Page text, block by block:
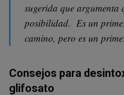
sugerida que argumenta
posibilidad. Es un
camino, pero es un
Consejos para
glifosato